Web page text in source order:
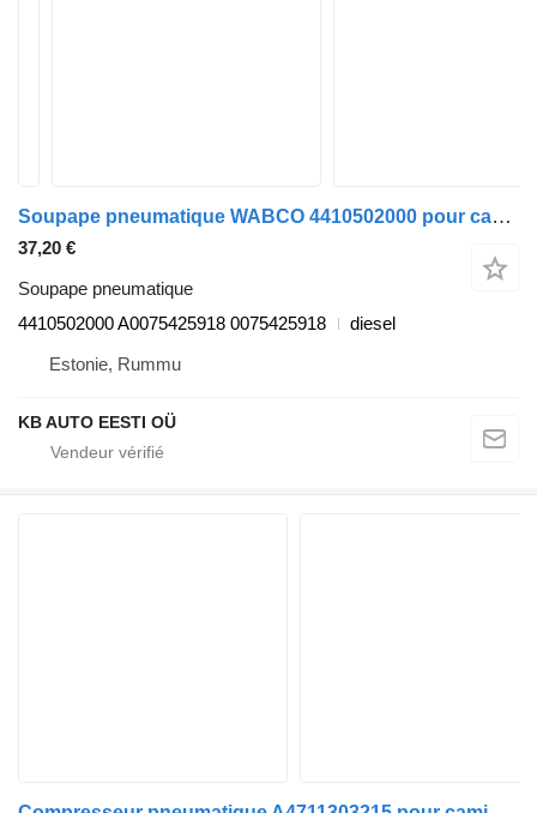
Soupape pneumatique WABCO 4410502000 pour camion Mercedes-Benz Antos, Arocs, Actros MP4 (2012-)
37,20 €
Soupape pneumatique
4410502000 A0075425918 0075425918
diesel
Estonie, Rummu
KB AUTO EESTI OÜ